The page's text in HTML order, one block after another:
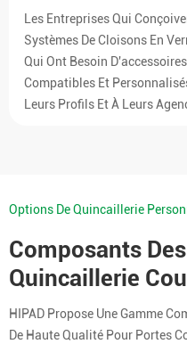
Les Entreprises Qui
Systèmes De Cloisons En
Qui Ont Besoin
Compatibles Et
Leurs Profils Et À Leurs
Options De Quincaillerie
Composants
Quincaillerie
HIPAD Propose Une Gamme
De Haute Qualité Pour Portes